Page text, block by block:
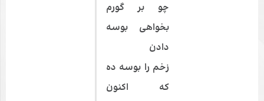
چو بر گورم
بخواهی بوسه
دادن
زخم را بوسه ده
که اکنون